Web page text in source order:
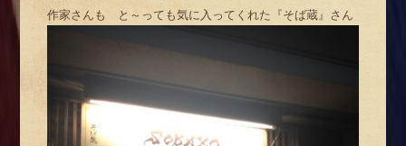
作家さんも と～っても気に入ってくれた『そば蔵』さん